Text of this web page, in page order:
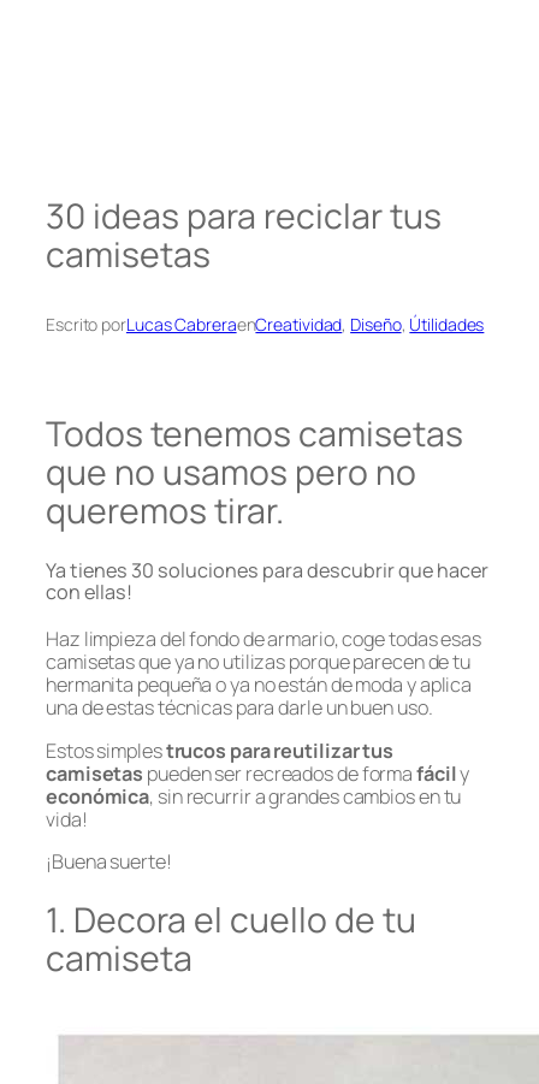
30 ideas para reciclar tus
camisetas
Escrito porLucas CabreraenCreatividad, Diseño, Útilidades
Todos tenemos camisetas
que no usamos pero no
queremos tirar.
Ya tienes 30 soluciones para descubrir que hacer
con ellas!
Haz limpieza del fondo de armario, coge todas esas
camisetas que ya no utilizas porque parecen de tu
hermanita pequeña o ya no están de moda y aplica
una de estas técnicas para darle un buen uso.
Estos simplestrucos para reutilizar tus
camisetas pueden ser recreados de formafácily
económica, sin recurrir a grandes cambios en tu
vida!
¡Buena suerte!
1. Decora el cuello de tu
camiseta